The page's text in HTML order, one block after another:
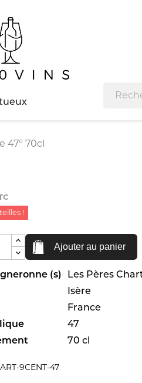
47° 70cl
!
Ajouter au panier
(s)
Les Pères
Isère
France
47
70 cl
9CENT-47